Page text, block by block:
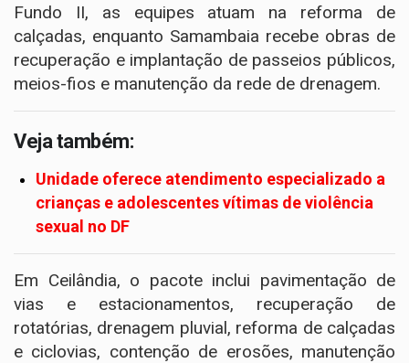
Fundo II, as equipes atuam na reforma de
calçadas, enquanto Samambaia recebe obras de
recuperação e implantação de passeios públicos,
meios-fios e manutenção da rede de drenagem.
Veja também:
Unidade oferece atendimento especializado a
crianças e adolescentes vítimas de violência
sexual no DF
Em Ceilândia, o pacote inclui pavimentação de
vias e estacionamentos, recuperação de
rotatórias, drenagem pluvial, reforma de calçadas
e ciclovias, contenção de erosões, manutenção